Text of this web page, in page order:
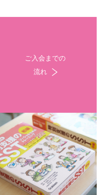
ご入会までの
流れ